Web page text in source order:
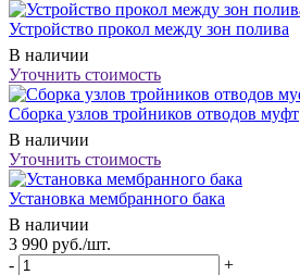
Устройство прокол между зон полива
В наличии
Уточнить стоимость
Сборка узлов тройников отводов муфт
В наличии
Уточнить стоимость
Установка мембранного бака
В наличии
3 990 руб./шт.
-
+